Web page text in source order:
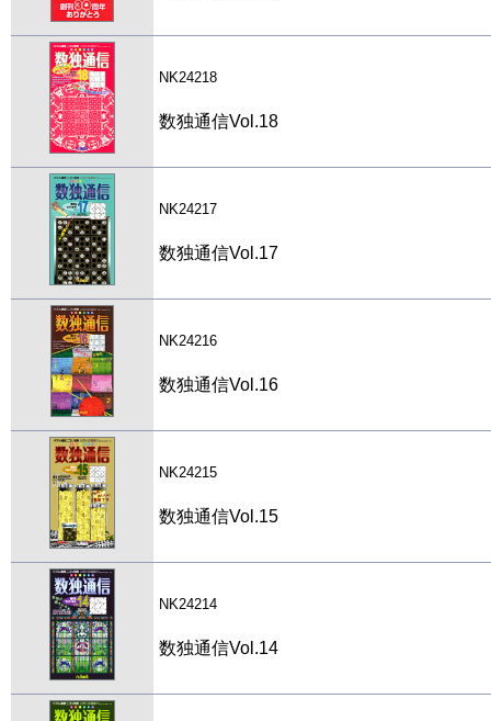
NK24218
数独通信Vol.18
NK24217
数独通信Vol.17
NK24216
数独通信Vol.16
NK24215
数独通信Vol.15
NK24214
数独通信Vol.14